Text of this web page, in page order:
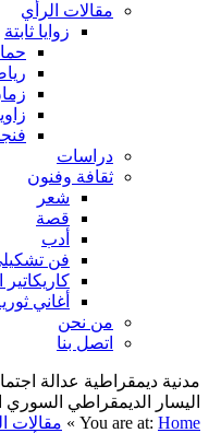
مقالات الرأي
زوايا ثابتة
دراسات
ثقافة وفنون
شعر
قصة
أدب
فن
كاريكاتير
أغاني
من نحن
اتصل بنا
مدنية ديمقراطية عدالة
اليسار الديمقراطي السوري العدد 1250 الأحد
You are at: Home
» مقالات